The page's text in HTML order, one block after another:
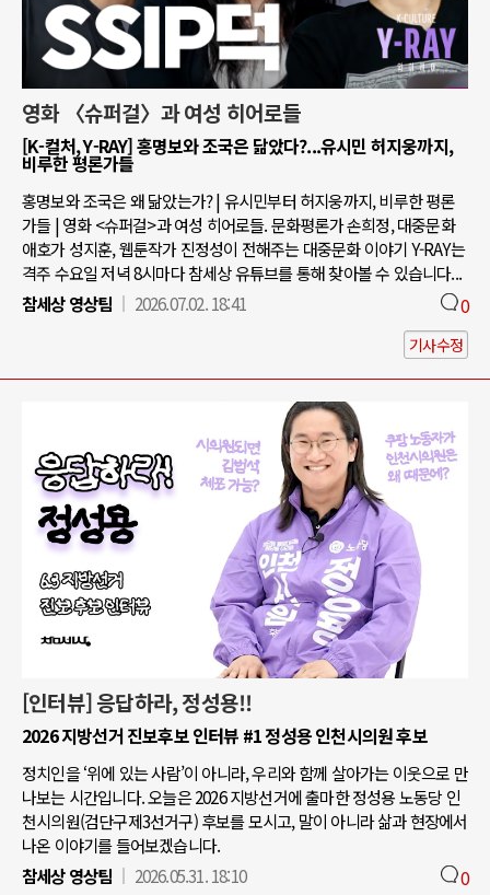
영화 〈슈퍼걸〉과 여성 히어로들
[K-컬처, Y-RAY] 홍명보와 조국은 닮았다?...유시민 허지웅까지,
비루한 평론가들
홍명보와 조국은 왜 닮았는가? | 유시민부터 허지웅까지, 비루한 평론
가들 | 영화 <슈퍼걸>과 여성 히어로들. 문화평론가 손희정, 대중문화
애호가 성지훈, 웹툰작가 진정성이 전해주는 대중문화 이야기 Y-RAY는
격주 수요일 저녁 8시마다 참세상 유튜브를 통해 찾아볼 수 있습니다...
참세상 영상팀
2026.07.02. 18:41 0
기사수정
[인터뷰] 응답하라, 정성용!!
2026 지방선거 진보후보 인터뷰 #1 정성용 인천시의원 후보
정치인을 ‘위에 있는 사람’이 아니라, 우리와 함께 살아가는 이웃으로 만
나보는 시간입니다. 오늘은 2026 지방선거에 출마한 정성용 노동당 인
천시의원(검단구제3선거구) 후보를 모시고, 말이 아니라 삶과 현장에서
나온 이야기를 들어보겠습니다.
참세상 영상팀
2026.05.31. 18:10 0